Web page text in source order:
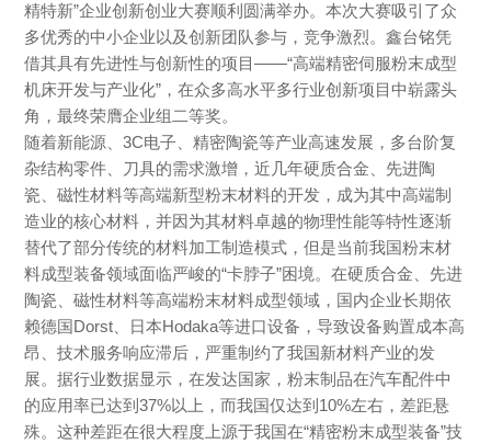
精特新”企业创新创业大赛顺利圆满举办。本次大赛吸引了众
多优秀的中小企业以及创新团队参与，竞争激烈。鑫台铭凭
借其具有先进性与创新性的项目——“高端精密伺服粉末成型
机床开发与产业化”，在众多高水平多行业创新项目中崭露头
角，最终荣膺企业组二等奖。
随着新能源、3C电子、精密陶瓷等产业高速发展，多台阶复
杂结构零件、刀具的需求激增，近几年硬质合金、先进陶
瓷、磁性材料等高端新型粉末材料的开发，成为其中高端制
造业的核心材料，并因为其材料卓越的物理性能等特性逐渐
替代了部分传统的材料加工制造模式，但是当前我国粉末材
料成型装备领域面临严峻的“卡脖子”困境。在硬质合金、先进
陶瓷、磁性材料等高端粉末材料成型领域，国内企业长期依
赖德国Dorst、日本Hodaka等进口设备，导致设备购置成本高
昂、技术服务响应滞后，严重制约了我国新材料产业的发
展。据行业数据显示，在发达国家，粉末制品在汽车配件中
的应用率已达到37%以上，而我国仅达到10%左右，差距悬
殊。这种差距在很大程度上源于我国在“精密粉末成型装备”技